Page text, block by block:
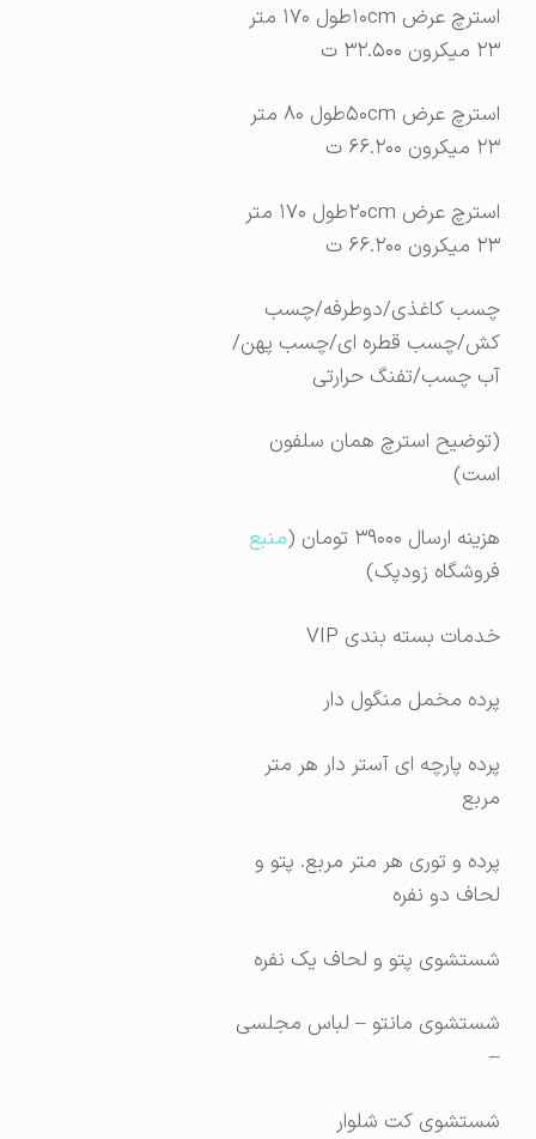
استرچ عرض ۱۰cmطول ۱۷۰ متر
استرچ عرض ۵۰cmطول ۸۰ متر
استرچ عرض ۲۰cmطول ۱۷۰ متر
چسب کاغذی/دوطرفه/چسب
کش/چسب قطره ای/چسب پهن/
آب چسب/تفنگ حرارتی
(توضیح استرچ همان سلفون
است)
هزینه ارسال ۳۹۰۰۰ تومان (
منبع
فروشگاه زودپک)
خدمات بسته بندی VIP
پرده مخمل منگول دار
پرده پارچه ای آستر دار هر متر
مربع
پرده و توری هر متر مربع. پتو و
لحاف دو نفره
شستشوی پتو و لحاف یک نفره
شستشوی مانتو – لباس مجلسی
شستشوی کت شلوار